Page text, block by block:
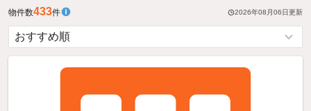
物件数433件 2026年08月06日更新